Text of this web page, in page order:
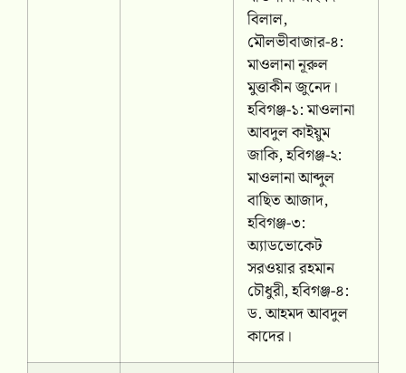
বিলাল,
মৌলভীবাজার-৪:
মাওলানা নূরুল
মুত্তাকীন জুনেদ।
হবিগঞ্জ-১: মাওলানা
আবদুল কাইয়ুম
জাকি, হবিগঞ্জ-২:
মাওলানা আব্দুল
বাছিত আজাদ,
হবিগঞ্জ-৩:
অ্যাডভোকেট
সরওয়ার রহমান
চৌধুরী, হবিগঞ্জ-৪:
ড. আহমদ আবদুল
কাদের।